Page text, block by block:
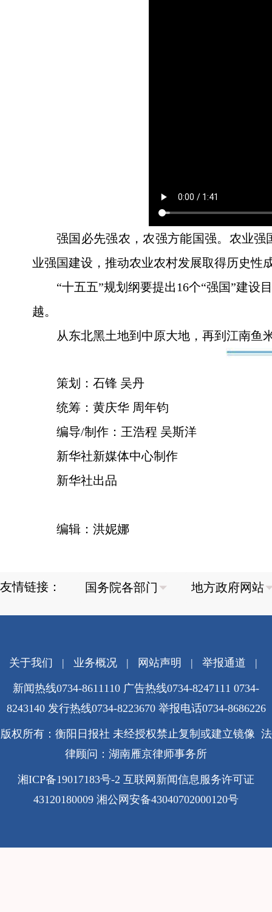
强国必先强农，农强方能国强。农业
业强国建设，推动农业农村发展取得历史性
“十五五”规划纲要提出16个“强国”建
越。
从东北黑土地到中原大地，再到江南鱼
策划：石锋 吴丹
统筹：黄庆华 周年钧
编导/制作：王浩程 吴斯洋
新华社新媒体中心制作
新华社出品
编辑：洪妮娜
友情链接：
关于我们 | 业务概况| 网站声明 | 举报通道 |
新闻热线0734-8611110 广告热线0734-8247111 0734-
8243140 发行热线0734-8223670 举报电话0734-8686226
版权所有：衡阳日报社 未经授权禁止复制或建立镜像 法
律顾问：湖南雁京律师事务所
湘ICP备19017183号-2 互联网新闻信息服务许可证
43120180009 湘公网安备43040702000120号